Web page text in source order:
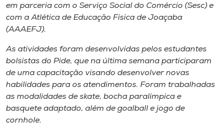
Rádio
Museu
Unoesc
Store
Selecione
em parceria com o Serviço Social do Comércio (Sesc) e
com a Atlética de Educação Física de Joaçaba
(AAAEFJ).
As atividades foram desenvolvidas pelos estudantes
bolsistas do Pide, que na última semana participaram
de uma capacitação visando desenvolver novas
habilidades para os atendimentos. Foram trabalhadas
as modalidades de skate, bocha paralímpica e
basquete adaptado, além de goalball e jogo de
cornhole.